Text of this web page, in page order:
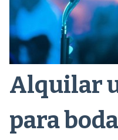
Alquilar
para